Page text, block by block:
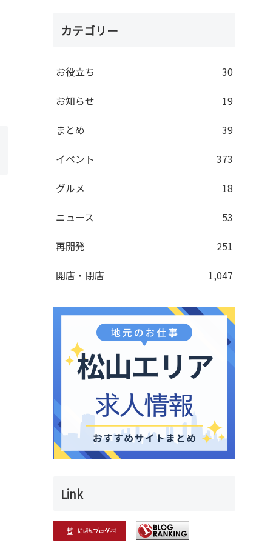
カテゴリー
お役立ち
30
お知らせ
19
まとめ
39
イベント
373
グルメ
18
ニュース
53
再開発
251
開店・閉店
1,047
Link